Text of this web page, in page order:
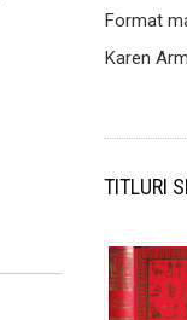
Format
Karen
TITLURI